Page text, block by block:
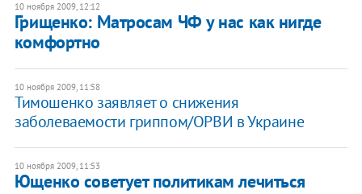
10 ноября 2009, 12:12
Грищенко: Матросам ЧФ у нас как нигде
комфортно
10 ноября 2009, 11:58
Тимошенко заявляет о снижения
заболеваемости гриппом/ОРВИ в Украине
10 ноября 2009, 11:53
Ющенко советует политикам лечиться